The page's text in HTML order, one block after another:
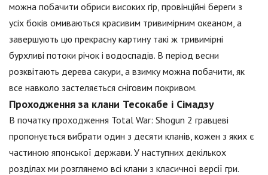
можна побачити обриси високих гір, провінційні береги з
усіх боків омиваються красивим тривимірним океаном, а
завершують цю прекрасну картину такі ж тривимірні
бурхливі потоки річок і водоспадів. В період весни
розквітають дерева сакури, а взимку можна побачити, як
все навколо застеляється сніговим покривом.
Проходження за клани Тесокабе і Сімадзу
В початку проходження Total War: Shogun 2 гравцеві
пропонується вибрати один з десяти кланів, кожен з яких є
частиною японської держави. У наступних декількох
розділах ми розглянемо всі клани з класичної версії гри.